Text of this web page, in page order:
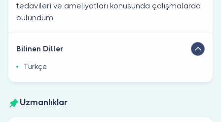
tedavileri ve ameliyatları konusunda çalışmalarda
bulundum.
Bilinen Diller
Türkçe
Uzmanlıklar